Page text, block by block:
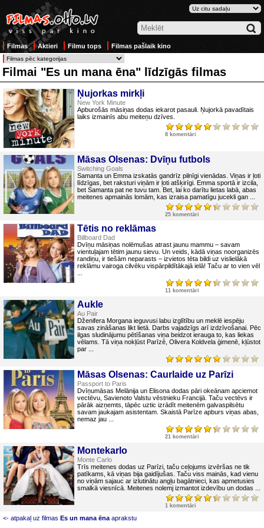
Filmas Aktieri Filmu tops Filmas pašlaik kino
Filmai "Es un mana ēna" līdzīgās filmas
Ņujorkas mirkļi
New York Minute
Apburošās māsiņas dodas iekarot pasauli. Ņujorkā pavadītais
laiks izmainīs abu meiteņu dzīves.
8 komentāri
Māsas Olsenas: Dvīņu futbols
Switching Goals
Samanta un Emma izskatās gandrīz pilnīgi vienādas. Viņas ir ļoti
līdzīgas, bet raksturi viņām ir ļoti atšķirīgi. Emma sportā ir izcila,
bet Samanta pat ne tuvu tam. Bet, lai ko darītu lietas labā, abas
meitenes apmainās lomām, kas izraisa pamatīgu jucekli gan ...
25 komentāri
Tētis no reklāmas
Billboard Dad
Dvīņu māsiņas nolēmušas atrast jaunu mammu – savam
vientuļajam tētim jaunu sievu. Un veids, kādā viņas noorganizēs
randiņu, ir tiešām neparasts – izvietos tēta bildi uz vislielākā
reklāmu vairoga cilvēku vispārpildītākajā ielā! Taču ar to vien vēl
11 komentāri
Aukle
Au Pair
Dženifera Morgana ieguvusi labu izglītību un meklē iespēju
savas zināšanas likt lietā. Darbs vajadzīgs arī izdzīvošanai. Pēc
ilgas sludinājumu pētīšanas viņa beidzot ierauga to, kas liekas
vēlams. Tā viņa nokļūst Parīzē, Olivera Koldvela ģimenē, kļūstot
par ...
Māsas Olsenas: Caurlaide uz Parīzi
Passport to Paris
Dvīņumāsas Melānija un Elisona dodas pāri okeānam apciemot
vectēvu, Savienoto Valstu vēstnieku Francijā. Taču vectēvs ir
pārāk aizņemts, tāpēc uztic izrādīt meitenēm galvaspilsētu
savam jaukajam asistentam. Skaistā Parīze apburs viņas abas,
nemaz jau ...
21 komentāri
Montekarlo
Monte Carlo
Trīs meitenes dodas uz Parīzi, taču ceļojums izvēršas ne tik
patīkams, kā viņas bija gaidījušas. Taču viss mainās, kad vienu
no viņām sajauc ar izlutinātu angļu bagātnieci, kas apmetusies
smalkā viesnīcā. Meitenes nolemj izmantot izdevību un dodas ...
1 komentāri
<- atpakaļ uz filmas Es un mana ēna aprakstu